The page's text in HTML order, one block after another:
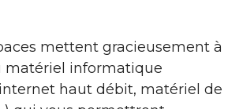
mettent gracieusement à
matériel informatique
haut débit, matériel de